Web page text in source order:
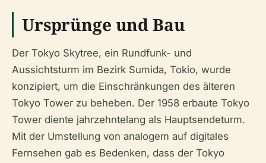
Ursprünge und Bau
Der Tokyo Skytree, ein Rundfunk- und
Aussichtsturm im Bezirk Sumida, Tokio, wurde
konzipiert, um die Einschränkungen des älteren
Tokyo Tower zu beheben. Der 1958 erbaute Tokyo
Tower diente jahrzehntelang als Hauptsendeturm.
Mit der Umstellung von analogem auf digitales
Fernsehen gab es Bedenken, dass der Tokyo